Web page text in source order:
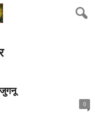
जुगनू
0